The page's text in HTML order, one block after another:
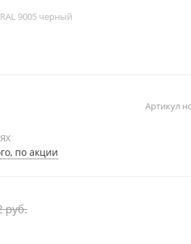
9005 черный
Артикул
по акции
руб.